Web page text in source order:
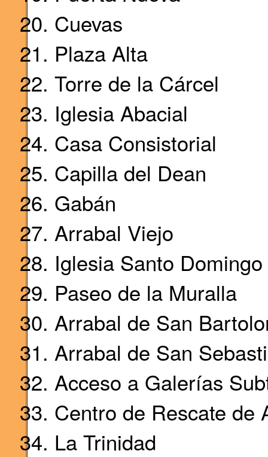
Cuevas
Plaza Alta
Torre de la Cárcel
Iglesia Abacial
Casa Consistorial
Capilla del Dean
Gabán
Arrabal Viejo
Iglesia Santo
Paseo de la Muralla
Arrabal de San
Arrabal de San
Acceso a Galerías
Centro de Rescate de
La Trinidad